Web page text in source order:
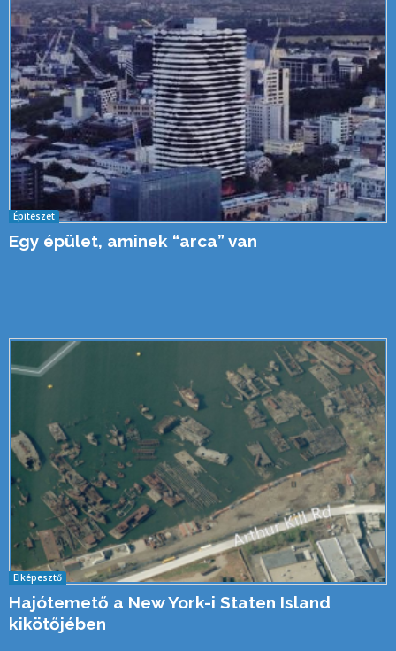
Építészet
Egy épület, aminek “arca” van
Elképesztő
Hajótemető a New York-i Staten Island
kikötőjében